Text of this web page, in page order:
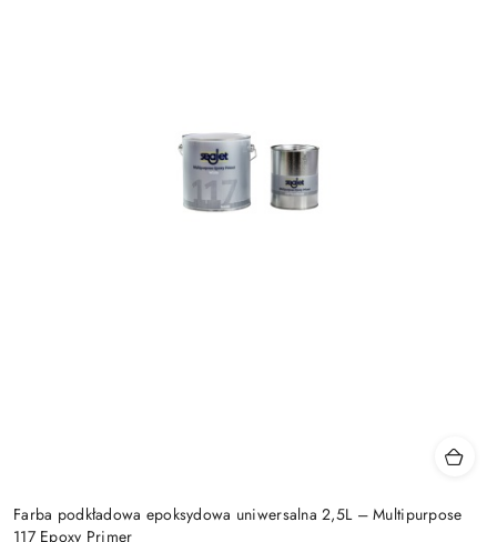
Farba podkładowa epoksydowa uniwersalna 2,5L – Multipurpose
117 Epoxy Primer